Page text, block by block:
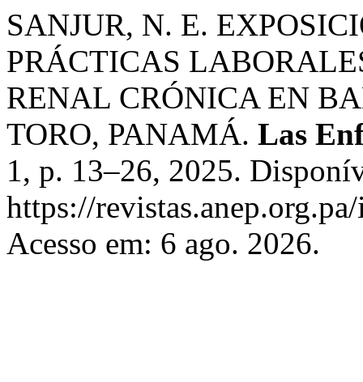
SANJUR, N. E.
PRÁCTICAS
RENAL CRÓNICA EN
TORO, PANAMÁ. Las
1, p. 13–26, 2025.
https://
Acesso em: 6 ago. 2026.